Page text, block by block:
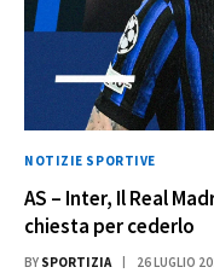
NOTIZIE SPORTIVE
AS – Inter, Il Real
chiesta per cederlo
BY SPORTIZIA 26 LUGLIO